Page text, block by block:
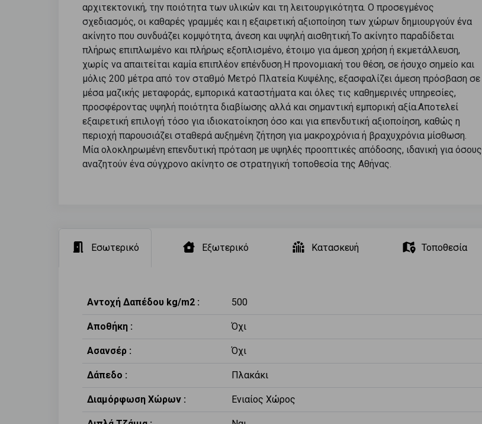
αρχιτεκτονική, την ποιότητα των υλικών και τη λειτουργικότητα. Ο προσεγμένος
σχεδιασμός, οι καθαρές γραμμές και η εξαιρετική αξιοποίηση των χώρων δημιουργούν ένα
ακίνητο που συνδυάζει κομψότητα, άνεση και υψηλή αισθητική.Το ακίνητο παραδίδεται
πλήρως επιπλωμένο και πλήρως εξοπλισμένο, έτοιμο για άμεση χρήση ή εκμετάλλευση,
χωρίς να απαιτείται καμία επιπλέον επένδυση.Η προνομιακή του θέση, σε ήσυχο σημείο και
μόλις 200 μέτρα από τον σταθμό Μετρό Πλατεία Κυψέλης, εξασφαλίζει άμεση πρόσβαση σε
μέσα μαζικής μεταφοράς, εμπορικά καταστήματα και όλες τις καθημερινές υπηρεσίες,
προσφέροντας υψηλή ποιότητα διαβίωσης αλλά και σημαντική εμπορική αξία.Αποτελεί
εξαιρετική επιλογή τόσο για ιδιοκατοίκηση όσο και για επενδυτική αξιοποίηση, καθώς η
περιοχή παρουσιάζει σταθερά αυξημένη ζήτηση για μακροχρόνια ή βραχυχρόνια μίσθωση.
Μία ολοκληρωμένη επενδυτική πρόταση με υψηλές προοπτικές απόδοσης, ιδανική για όσους
αναζητούν ένα σύγχρονο ακίνητο σε στρατηγική τοποθεσία της Αθήνας.
Εσωτερικό Εξωτερικό Κατασκευή Τοποθεσία
Αντοχή Δαπέδου kg/m2 : 500
Αποθήκη : Όχι
Ασανσέρ : Όχι
Δάπεδο : Πλακάκι
Διαμόρφωση Χώρων : Ενιαίος Χώρος